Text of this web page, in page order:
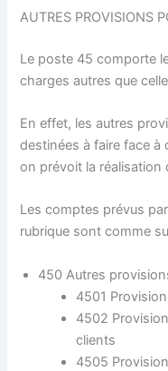
AUTRES PROVISIONS
Le poste 45 comporte
charges autres que
En effet, les autres
destinées à faire face
on prévoit la réalisation
Les comptes prévus
rubrique sont comme
450 Autres
4501
4502
clients
4505